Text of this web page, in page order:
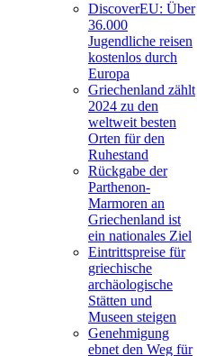
DiscoverEU: Über
36.000
Jugendliche reisen
kostenlos durch
Europa
Griechenland zählt
2024 zu den
weltweit besten
Orten für den
Ruhestand
Rückgabe der
Parthenon-
Marmoren an
Griechenland ist
ein nationales Ziel
Eintrittspreise für
griechische
archäologische
Stätten und
Museen steigen
Genehmigung
ebnet den Weg für